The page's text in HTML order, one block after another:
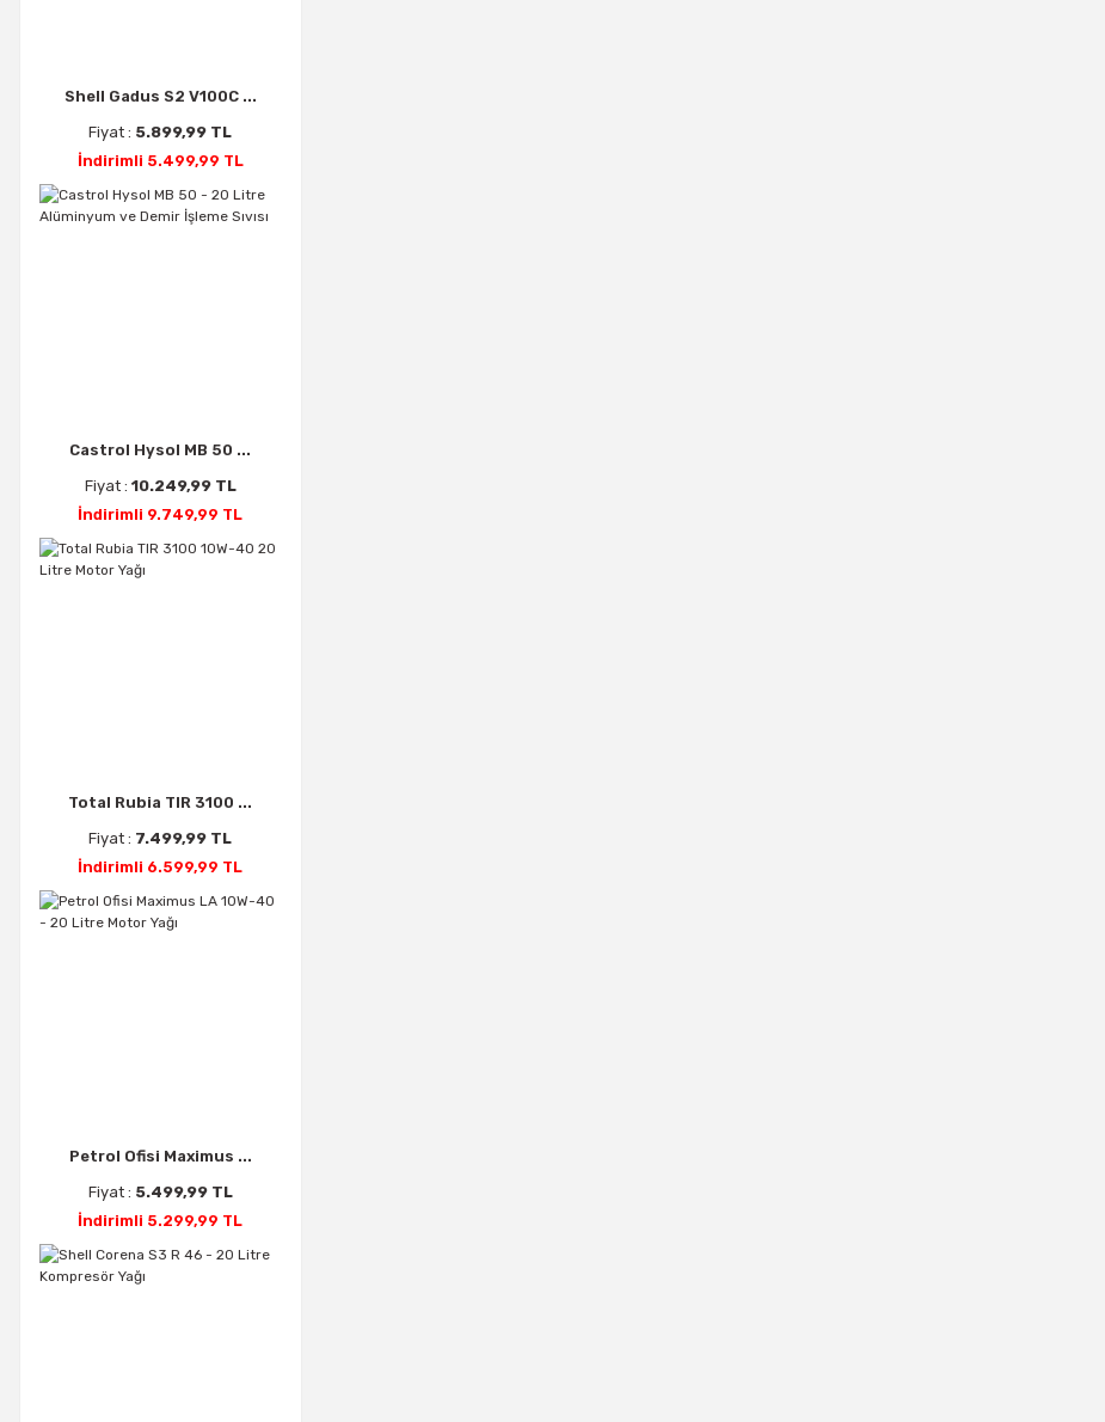
Shell Gadus S2 V100C ...
Fiyat : 5.899,99 TL
İndirimli 5.499,99 TL
Castrol Hysol MB 50 ...
Fiyat : 10.249,99 TL
İndirimli 9.749,99 TL
Total Rubia TIR 3100 ...
Fiyat : 7.499,99 TL
İndirimli 6.599,99 TL
Petrol Ofisi Maximus ...
Fiyat : 5.499,99 TL
İndirimli 5.299,99 TL